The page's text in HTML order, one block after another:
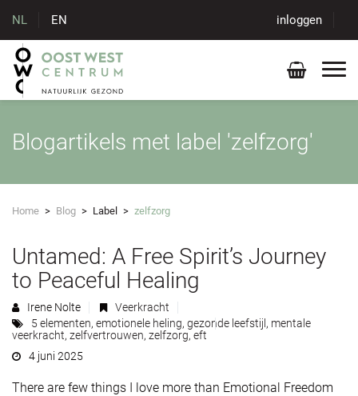
NL EN inloggen
Blogartikels met label 'zelfzorg'
Home > Blog > Label > zelfzorg
Untamed: A Free Spirit’s Journey
to Peaceful Healing
Irene Nolte
Veerkracht
5 elementen, emotionele heling, gezonde leefstijl , mentale
veerkracht, zelfvertrouwen, zelfzorg, eft
4 juni 2025
There are few things I love more than Emotional Freedom